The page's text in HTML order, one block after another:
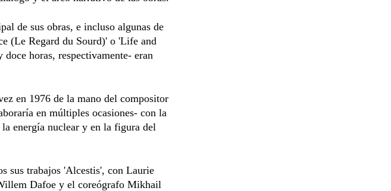
de sus obras, e incluso algunas de
(Le Regard du Sourd)' o 'Life and
horas, respectivamente- eran
en 1976 de la mano del compositor
en múltiples ocasiones- con la
energía nuclear y en la figura del
sus trabajos 'Alcestis', con Laurie
Dafoe y el coreógrafo Mikhail